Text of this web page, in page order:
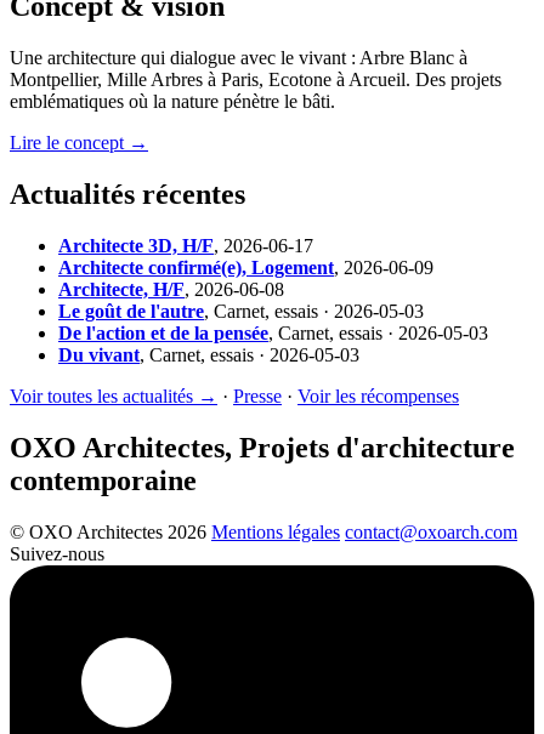
Concept & vision
Une architecture qui dialogue avec le vivant : Arbre Blanc à
Montpellier, Mille Arbres à Paris, Ecotone à Arcueil. Des projets
emblématiques où la nature pénètre le bâti.
Lire le concept →
Actualités récentes
Architecte 3D, H/F, 2026-06-17
Architecte confirmé(e), Logement, 2026-06-09
Architecte, H/F, 2026-06-08
Le goût de l'autre, Carnet, essais · 2026-05-03
De l'action et de la pensée, Carnet, essais · 2026-05-03
Du vivant, Carnet, essais · 2026-05-03
Voir toutes les actualités → · Presse · Voir les récompenses
OXO Architectes, Projets d'architecture
contemporaine
© OXO Architectes 2026 Mentions légales contact@oxoarch.com
Suivez-nous